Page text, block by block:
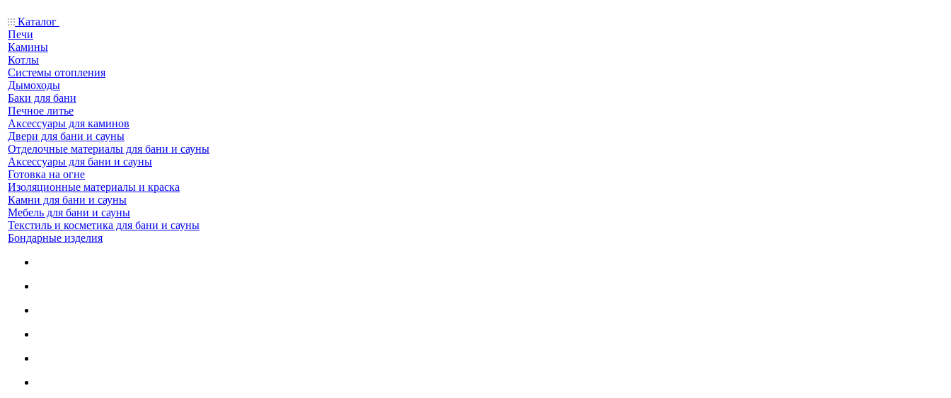
Каталог
Печи
Камины
Котлы
Системы отопления
Дымоходы
Баки для бани
Печное литье
Аксессуары для каминов
Двери для бани и сауны
Отделочные материалы для бани и сауны
Аксессуары для бани и сауны
Готовка на огне
Изоляционные материалы и краска
Камни для бани и сауны
Мебель для бани и сауны
Текстиль и косметика для бани и сауны
Бондарные изделия